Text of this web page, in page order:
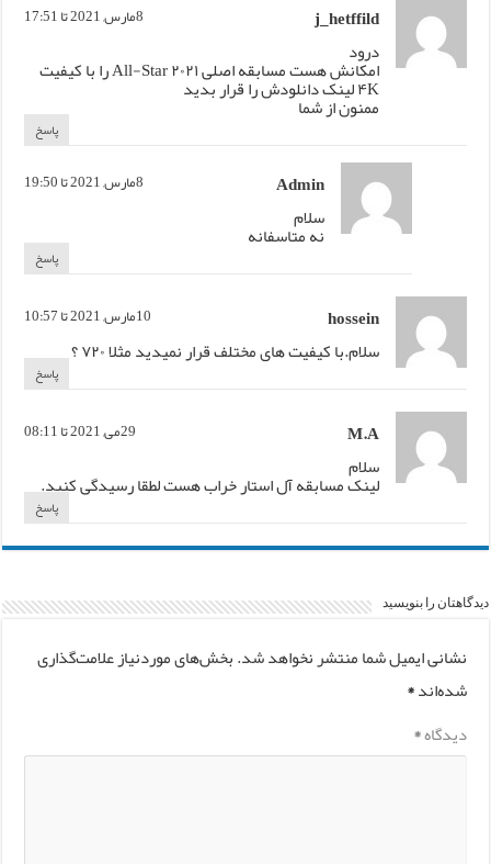
j_hetffild 8مارس, 2021 تا 17:51
درود
امکانش هست مسابقه اصلی ۲۰۲۱ All-Star را با کیفیت
۴K لینک دانلودش را قرار بدید
ممنون از شما
پاسخ
Admin 8مارس, 2021 تا 19:50
سلام
نه متاسفانه
پاسخ
hossein 10مارس, 2021 تا 10:57
سلام.با کیفیت های مختلف قرار نمیدید مثلا ۷۲۰ ؟
پاسخ
M.A 29می, 2021 تا 08:11
سلام
لینک مسابقه آل استار خراب هست لطقا رسیدگی کنید.
پاسخ
دیدگاهتان را بنویسید
نشانی ایمیل شما منتشر نخواهد شد.بخش‌های موردنیاز علامت‌گذاری
شده‌اند*
دیدگاه*